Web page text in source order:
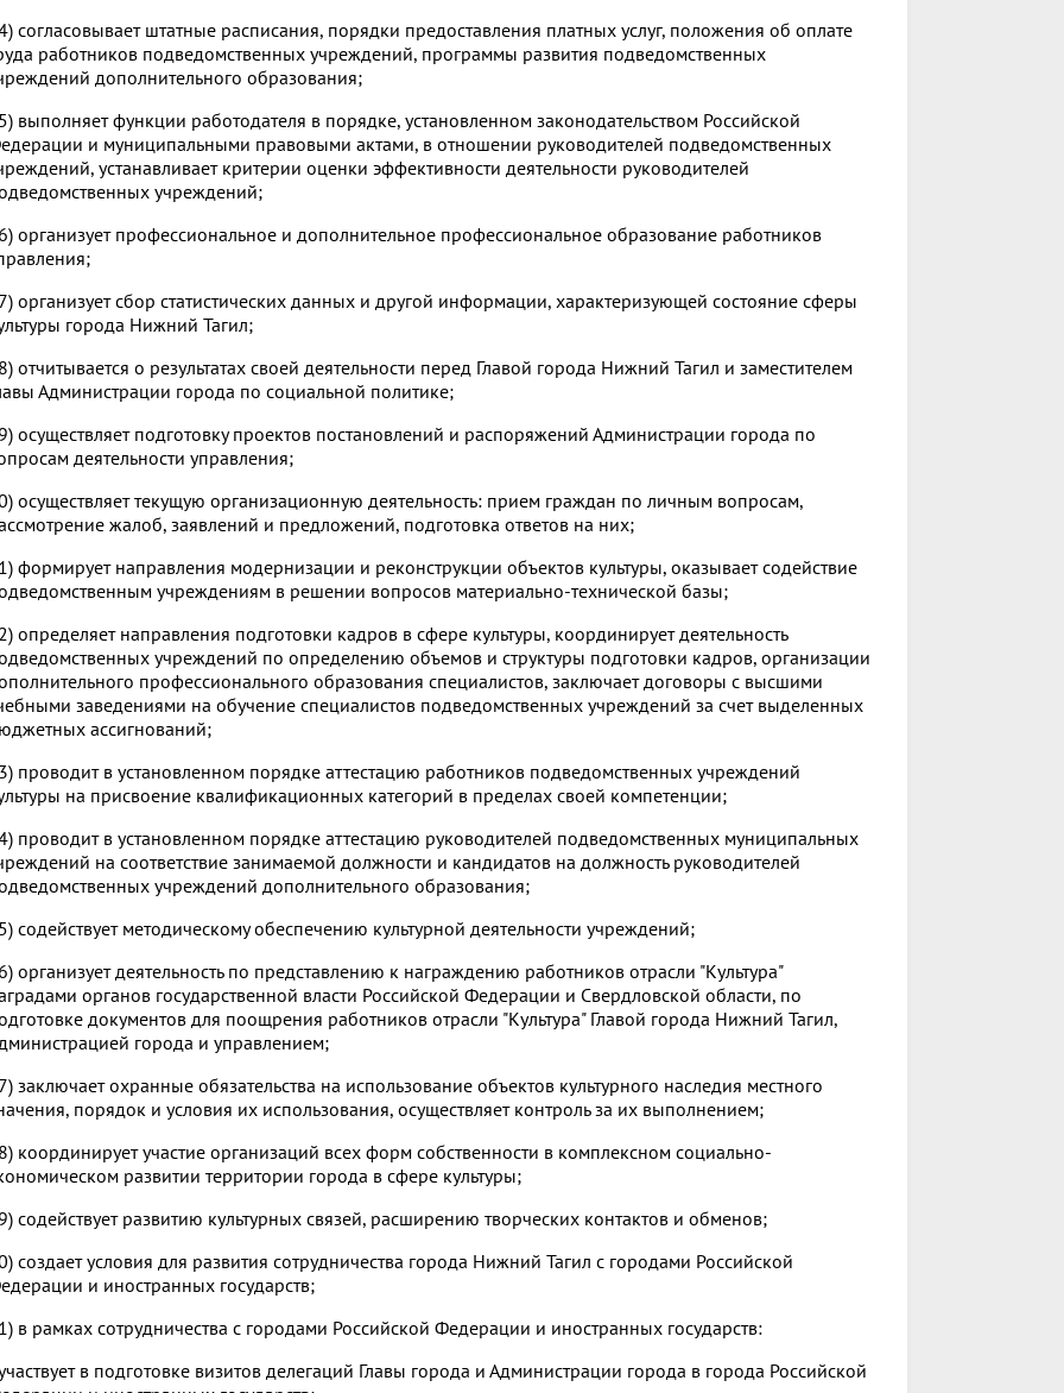
согласовывает штатные расписания, порядки предоставления платных услуг, положения об оплате
работников подведомственных учреждений, программы развития подведомственных
дополнительного образования;
выполняет функции работодателя в порядке, установленном законодательством Российской
и муниципальными правовыми актами, в отношении руководителей подведомственных
устанавливает критерии оценки эффективности деятельности руководителей
учреждений;
организует профессиональное и дополнительное профессиональное образование работников
организует сбор статистических данных и другой информации, характеризующей состояние сферы
города Нижний Тагил;
отчитывается о результатах своей деятельности перед Главой города Нижний Тагил и заместителем
Администрации города по социальной политике;
осуществляет подготовку проектов постановлений и распоряжений Администрации города по
деятельности управления;
осуществляет текущую организационную деятельность: прием граждан по личным вопросам,
жалоб, заявлений и предложений, подготовка ответов на них;
формирует направления модернизации и реконструкции объектов культуры, оказывает содействие
учреждениям в решении вопросов материально-технической базы;
определяет направления подготовки кадров в сфере культуры, координирует деятельность
учреждений по определению объемов и структуры подготовки кадров, организации
профессионального образования специалистов, заключает договоры с высшими
заведениями на обучение специалистов подведомственных учреждений за счет выделенных
ассигнований;
проводит в установленном порядке аттестацию работников подведомственных учреждений
на присвоение квалификационных категорий в пределах своей компетенции;
проводит в установленном порядке аттестацию руководителей подведомственных муниципальных
на соответствие занимаемой должности и кандидатов на должность руководителей
учреждений дополнительного образования;
содействует методическому обеспечению культурной деятельности учреждений;
организует деятельность по представлению к награждению работников отрасли "Культура"
органов государственной власти Российской Федерации и Свердловской области, по
документов для поощрения работников отрасли "Культура" Главой города Нижний Тагил,
города и управлением;
заключает охранные обязательства на использование объектов культурного наследия местного
порядок и условия их использования, осуществляет контроль за их выполнением;
координирует участие организаций всех форм собственности в комплексном социально-
развитии территории города в сфере культуры;
содействует развитию культурных связей, расширению творческих контактов и обменов;
создает условия для развития сотрудничества города Нижний Тагил с городами Российской
и иностранных государств;
в рамках сотрудничества с городами Российской Федерации и иностранных государств:
в подготовке визитов делегаций Главы города и Администрации города в города Российской